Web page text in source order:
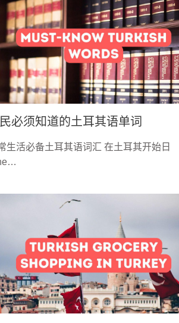
必须知道的土耳其语单词
生活必备土耳其语词汇 在土耳其开始日